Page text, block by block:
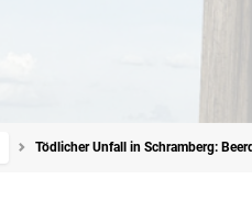
Tödlicher Unfall in Schramberg: